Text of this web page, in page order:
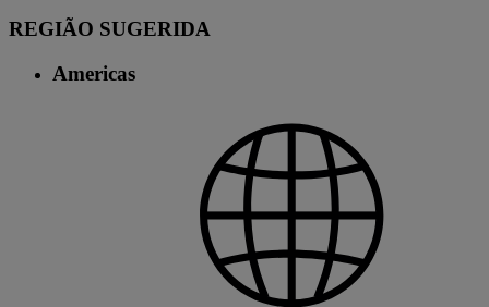
REGIÃO SUGERIDA
Americas